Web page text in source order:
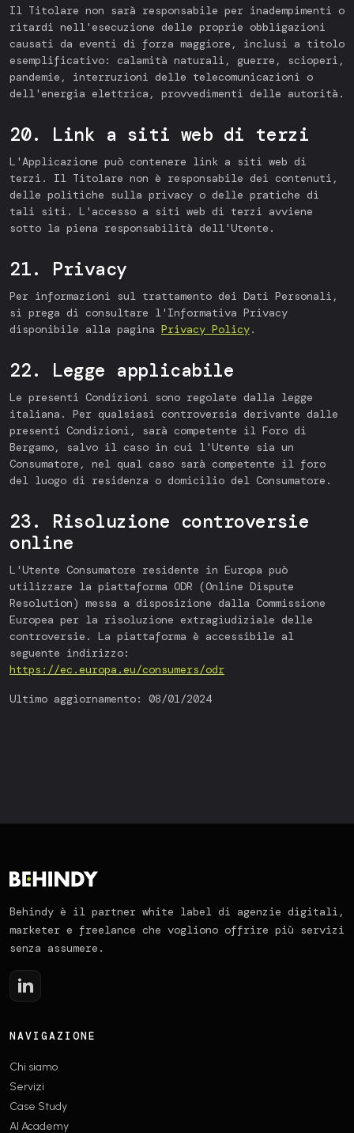
Il Titolare non sarà responsabile per inadempimenti o
ritardi nell'esecuzione delle proprie obbligazioni
causati da eventi di forza maggiore, inclusi a titolo
esemplificativo: calamità naturali, guerre, scioperi,
pandemie, interruzioni delle telecomunicazioni o
dell'energia elettrica, provvedimenti delle autorità.
20. Link a siti web di terzi
L'Applicazione può contenere link a siti web di
terzi. Il Titolare non è responsabile dei contenuti,
delle politiche sulla privacy o delle pratiche di
tali siti. L'accesso a siti web di terzi avviene
sotto la piena responsabilità dell'Utente.
21. Privacy
Per informazioni sul trattamento dei Dati Personali,
si prega di consultare l'Informativa Privacy
disponibile alla pagina Privacy Policy.
22. Legge applicabile
Le presenti Condizioni sono regolate dalla legge
italiana. Per qualsiasi controversia derivante dalle
presenti Condizioni, sarà competente il Foro di
Bergamo, salvo il caso in cui l'Utente sia un
Consumatore, nel qual caso sarà competente il foro
del luogo di residenza o domicilio del Consumatore.
23. Risoluzione controversie
online
L'Utente Consumatore residente in Europa può
utilizzare la piattaforma ODR (Online Dispute
Resolution) messa a disposizione dalla Commissione
Europea per la risoluzione extragiudiziale delle
controversie. La piattaforma è accessibile al
seguente indirizzo:
https://ec.europa.eu/consumers/odr
Ultimo aggiornamento: 08/01/2024
Behindy è il partner white label di agenzie digitali,
marketer e freelance che vogliono offrire più servizi
senza assumere.
NAVIGAZIONE
Chi siamo
Servizi
Case Study
AI Academy